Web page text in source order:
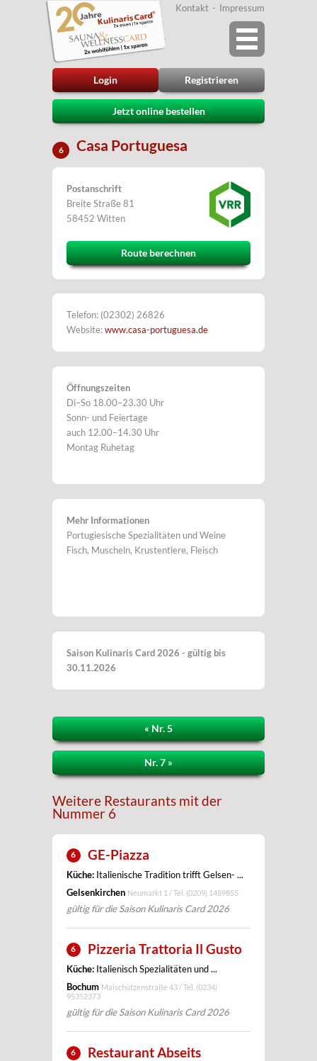
Login Registrieren
Kontakt Impressum
Jetzt online bestellen
6 Casa Portuguesa
Postanschrift
Breite Straße 81
58452 Witten
Route berechnen
Telefon: (02302) 26826
Website:www.casa-portuguesa.de
Öffnungszeiten
Di–So 18.00–23.30 Uhr
Sonn- und Feiertage
auch 12.00–14.30 Uhr
Montag Ruhetag
Mehr Informationen
Portugiesische Spezialitäten und Weine
Fisch, Muscheln, Krustentiere, Fleisch
Saison Kulinaris Card 2026 - gültig bis
30.11.2026
« Nr. 5
Nr. 7 »
Weitere Restaurants mit der
Nummer 6
6 GE-Piazza
Küche: Italienische Tradition trifft Gelsen- ...
Gelsenkirchen Neumarkt 1 / Tel. (0209) 1489855
gültig für die Saison Kulinaris Card 2026
6 Pizzeria Trattoria Il Gusto
Küche: Italienisch Spezialitäten und ...
Bochum Maischützenstraße 43 / Tel. (0234)
95352373
gültig für die Saison Kulinaris Card 2026
6 Restaurant Abseits